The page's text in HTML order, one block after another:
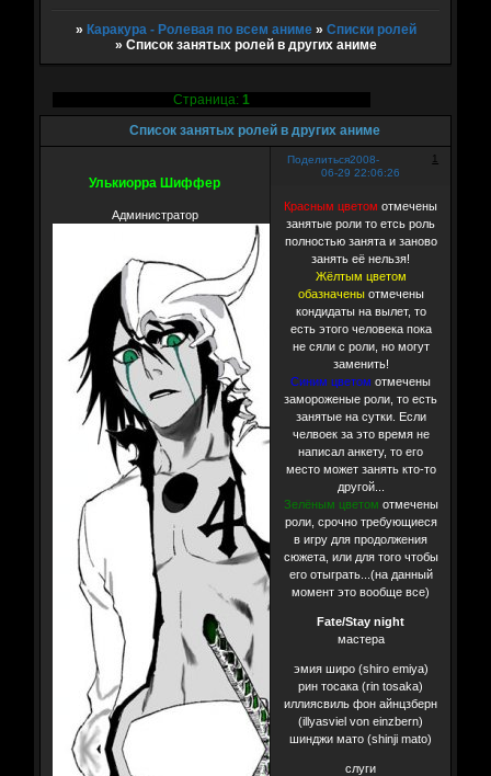
» Каракура - Ролевая по всем аниме » Списки ролей
» Список занятых ролей в других аниме
Список занятых ролей в других аниме
Страница:1
Поделиться 1
2008-
06-29 22:06:26
Улькиорра Шиффер
Администратор
Красным цветом отмечены
занятые роли то етсь роль
полностью занята и заново
занять её нельзя!
Жёлтым цветом
обазначеныотмечены
кондидаты на вылет, то
есть этого человека пока
не сяли с роли, но могут
заменить!
Синим цветом отмечены
замороженые роли, то есть
занятые на сутки. Если
челвоек за это время не
написал анкету, то его
место может занять кто-то
другой...
Зелёным цветом отмечены
роли, срочно требующиеся
в игру для продолжения
сюжета, или для того чтобы
его отыграть...(на данный
момент это вообще все)
Fate/Stay night
мастера
эмия широ (shiro emiya)
рин тосака (rin tosaka)
иллиясвиль фон айнцзберн
(illyasviel von einzbern)
шинджи мато (shinji mato)
слуги